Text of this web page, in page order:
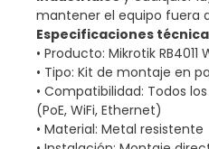
mantener el equipo fuera
Especificaciones
• Producto: Mikrotik RB4011
• Tipo: Kit de montaje en
• Compatibilidad: Todos los
(PoE, WiFi, Ethernet)
• Material: Metal resistente